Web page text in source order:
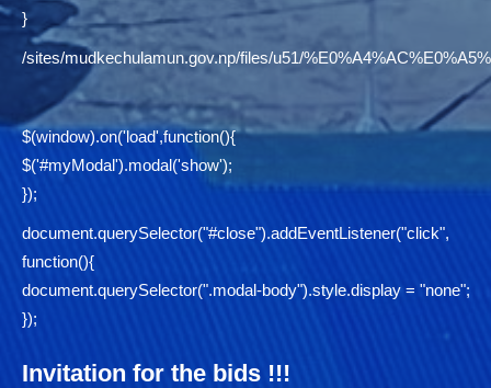
}
/sites/mudkechulamun.gov.np/files/u51/
$(window).on('load',function(){
$('#myModal').modal('show');
});
document.querySelector("#close").addEventListener("click",
function(){
document.querySelector(".modal-body").style.display = "none";
});
Invitation for the bids !!!